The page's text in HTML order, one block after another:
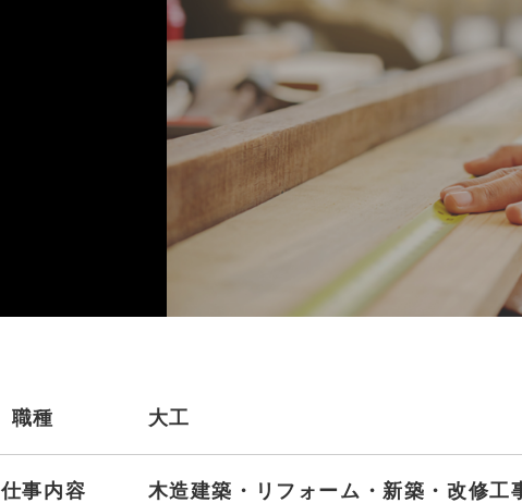
職種 大工
仕事内容
木造建築・リフォーム・新築・改修工